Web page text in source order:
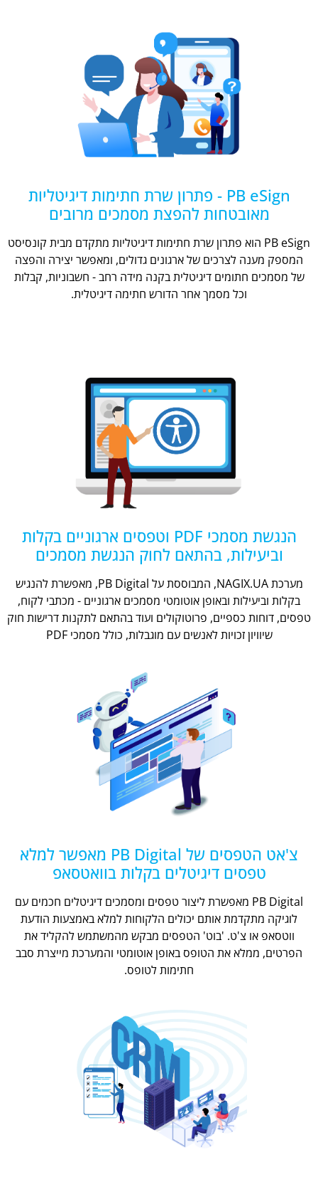
PB eSign - פתרון שרת חתימות דיגיטליות
מאובטחות להפצת מסמכים מרובים
PB eSign הוא פתרון שרת חתימות דיגיטליות מתקדם מבית קונסיסט
המספק מענה לצרכים של ארגונים גדולים, ומאפשר יצירה והפצה
של מסמכים חתומים דיגיטלית בקנה מידה רחב - חשבוניות, קבלות
וכל מסמך אחר הדורש חתימה דיגיטלית.
הנגשת מסמכי PDF וטפסים ארגוניים בקלות
וביעילות, בהתאם לחוק הנגשת מסמכים
מערכת NAGIX.UA, המבוססת על PB Digital, מאפשרת להנגיש
בקלות וביעילות ובאופן אוטומטי מסמכים ארגוניים - מכתבי לקוח,
טפסים, דוחות כספיים, פרוטוקולים ועוד בהתאם לתקנות דרישות חוק
שיוויון זכויות לאנשים עם מוגבלות, כולל מסמכי PDF
צ'אט הטפסים של PB Digital מאפשר למלא
טפסים דיגיטלים בקלות בוואטסאפ
PB Digital מאפשרת ליצור טפסים ומסמכים דיגיטלים חכמים עם
לוגיקה מתקדמת אותם יכולים הלקוחות למלא באמצעות הודעת
ווטסאפ או צ'ט. 'בוט' הטפסים מבקש מהמשתמש להקליד את
הפרטים, ממלא את הטופס באופן אוטומטי והמערכת מייצרת סבב
חתימות לטופס.